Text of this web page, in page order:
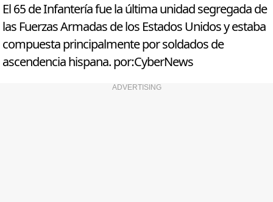
El 65 de Infantería fue la última unidad segregada de
las Fuerzas Armadas de los Estados Unidos y estaba
compuesta principalmente por soldados de
ascendencia hispana. por:CyberNews
ADVERTISING